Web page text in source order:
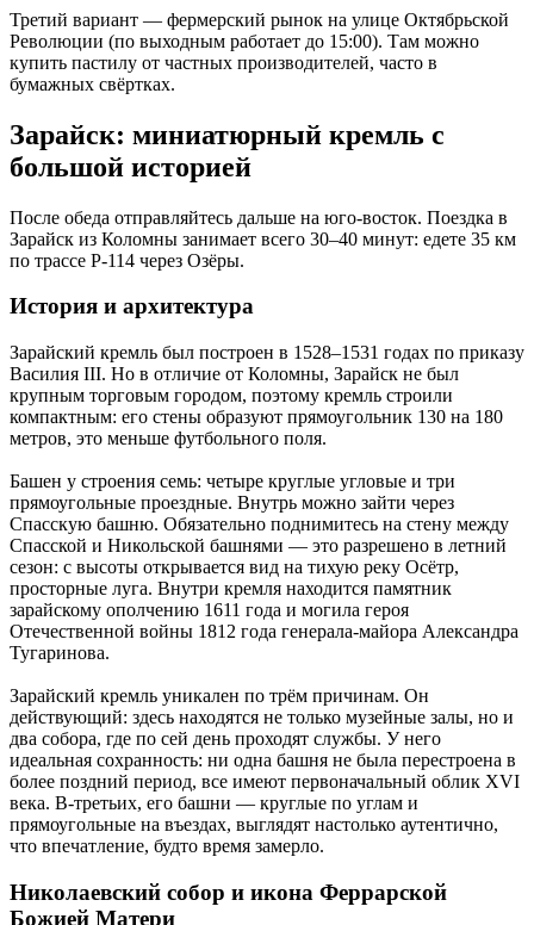
Третий вариант — фермерский рынок на улице Октябрьской
Революции (по выходным работает до 15:00). Там можно
купить пастилу от частных производителей, часто в
бумажных свёртках.
Зарайск: миниатюрный кремль с
большой историей
После обеда отправляйтесь дальше на юго-восток. Поездка в
Зарайск из Коломны занимает всего 30–40 минут: едете 35 км
по трассе Р-114 через Озёры.
История и архитектура
Зарайский кремль был построен в 1528–1531 годах по приказу
Василия III. Но в отличие от Коломны, Зарайск не был
крупным торговым городом, поэтому кремль строили
компактным: его стены образуют прямоугольник 130 на 180
метров, это меньше футбольного поля.
Башен у строения семь: четыре круглые угловые и три
прямоугольные проездные. Внутрь можно зайти через
Спасскую башню. Обязательно поднимитесь на стену между
Спасской и Никольской башнями — это разрешено в летний
сезон: с высоты открывается вид на тихую реку Осётр,
просторные луга. Внутри кремля находится памятник
зарайскому ополчению 1611 года и могила героя
Отечественной войны 1812 года генерала-майора Александра
Тугаринова.
Зарайский кремль уникален по трём причинам. Он
действующий: здесь находятся не только музейные залы, но и
два собора, где по сей день проходят службы. У него
идеальная сохранность: ни одна башня не была перестроена в
более поздний период, все имеют первоначальный облик XVI
века. В-третьих, его башни — круглые по углам и
прямоугольные на въездах, выглядят настолько аутентично,
что впечатление, будто время замерло.
Николаевский собор и икона Феррарской
Божией Матери